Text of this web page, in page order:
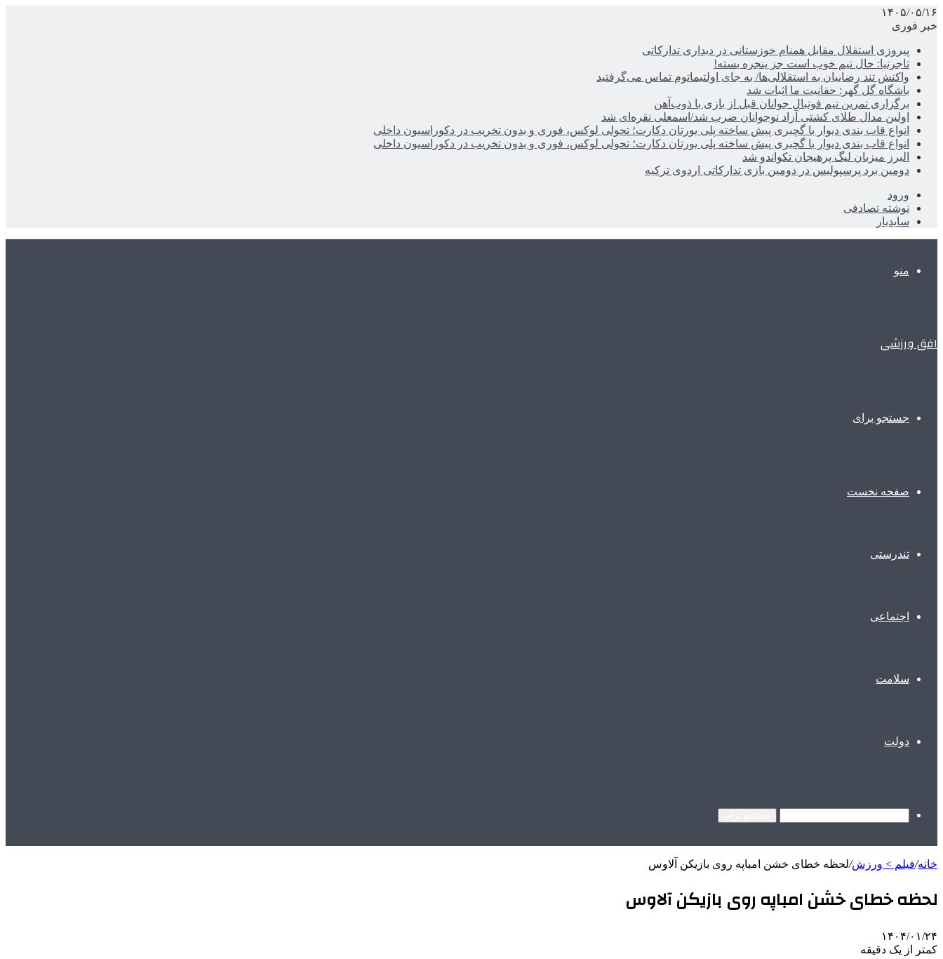
۱۴۰۵/۰۵/۱۶
خبر فوری
پیروزی استقلال مقابل همنام خوزستانی در دیداری تدارکاتی
تاجرنیا: حال تیم خوب است جز پنجره بسته!
واکنش تند رضاییان به استقلالی‌ها/ به جای اولتیماتوم تماس می‌گرفتید
باشگاه گل گهر: حقانیت ما اثبات شد
برگزاری تمرین تیم فوتبال جوانان قبل از بازی با ذوب‌آهن
اولین مدال طلای کشتی آزاد نوجوانان ضرب شد/اسمعلی نقره‌ای شد
انواع قاب بندی دیوار با گچبری پیش ساخته پلی یورتان دکارت؛ تحولی لوکس، فوری و بدون تخریب در دکوراسیون داخلی
انواع قاب بندی دیوار با گچبری پیش ساخته پلی یورتان دکارت؛ تحولی لوکس، فوری و بدون تخریب در دکوراسیون داخلی
البرز میزبان لیگ پرهیجان تکواندو شد
دومین برد پرسپولیس در دومین بازی تدارکاتی اردوی ترکیه
ورود
نوشته تصادفی
سایدبار
منو
افق ورزشی
جستجو برای
صفحه نخست
تندرستی
اجتماعی
سلامت
دولت
خانه/فیلم > ورزش/لحظه خطای خشن امباپه روی بازیکن آلاوس
لحظه خطای خشن امباپه روی بازیکن آلاوس
۱۴۰۴/۰۱/۲۴
کمتر از یک دقیقه